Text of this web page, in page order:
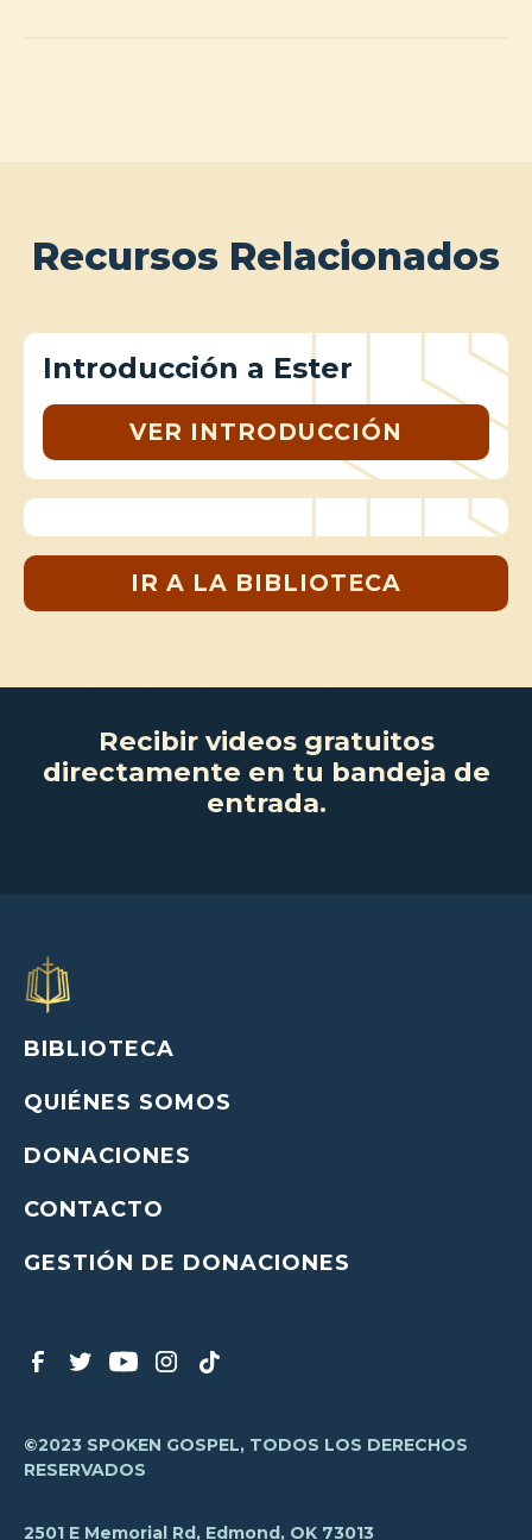
Recursos Relacionados
Introducción a Ester
VER INTRODUCCIÓN
IR A LA BIBLIOTECA
Recibir videos gratuitos
directamente en tu bandeja de
entrada.
BIBLIOTECA
QUIÉNES SOMOS
DONACIONES
CONTACTO
GESTIÓN DE DONACIONES
©2023 SPOKEN GOSPEL, TODOS LOS DERECHOS
RESERVADOS
2501 E Memorial Rd, Edmond, OK 73013